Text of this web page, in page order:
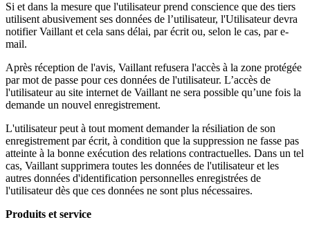
Si et dans la mesure que l'utilisateur prend conscience que des tiers
utilisent abusivement ses données de l’utilisateur, l'Utilisateur devra
notifier Vaillant et cela sans délai, par écrit ou, selon le cas, par e-
mail.
Après réception de l'avis, Vaillant refusera l'accès à la zone protégée
par mot de passe pour ces données de l'utilisateur. L’accès de
l'utilisateur au site internet de Vaillant ne sera possible qu’une fois la
demande un nouvel enregistrement.
L'utilisateur peut à tout moment demander la résiliation de son
enregistrement par écrit, à condition que la suppression ne fasse pas
atteinte à la bonne exécution des relations contractuelles. Dans un tel
cas, Vaillant supprimera toutes les données de l'utilisateur et les
autres données d'identification personnelles enregistrées de
l'utilisateur dès que ces données ne sont plus nécessaires.
Produits et service